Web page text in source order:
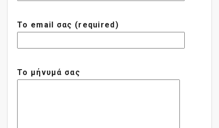
Το email σας (required)
Το μήνυμά σας